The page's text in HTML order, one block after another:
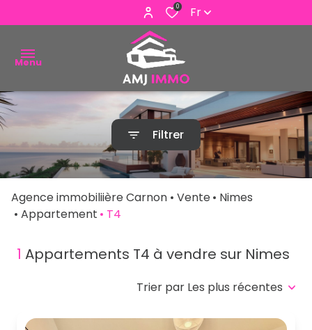
0 Fr
Menu
ACHETER
VENDRE
ESTIMER
ALERTE
NOUS
Filtrer
Agence immobiliière Carnon Vente
Nimes
Appartement
T4
1 Appartements T4 à vendre sur Nimes
Trier par Les plus récentes